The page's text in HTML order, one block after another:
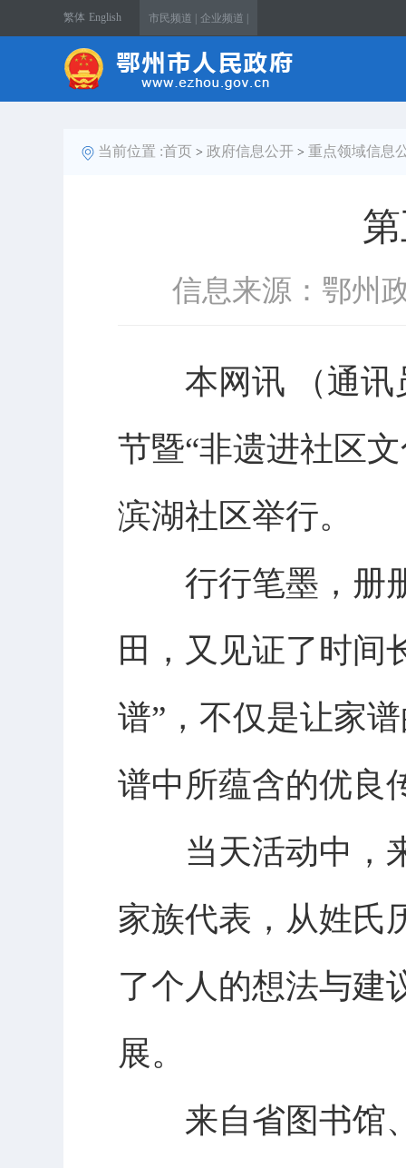
繁体 English 市民频道 | 企业频道 |
当前位置 :首页 > 政府信息公开 > 重点领域信息
信息来源：鄂州
本网讯 （通讯员
节暨“非遗进社区
滨湖社区举行。
行行笔墨，册册
田，又见证了时间
谱”，不仅是让家
谱中所蕴含的优良
当天活动中，来
家族代表，从姓氏
了个人的想法与建
展。
来自省图书馆、